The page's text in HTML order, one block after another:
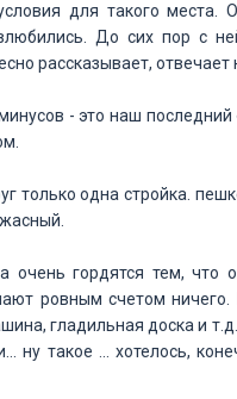
для такого
До сих пор с
рассказывает, отвечает
- это наш
только одна стройка.
очень гордятся тем, что
ровным счетом
гладильная доска и
ну такое ... хотелось,